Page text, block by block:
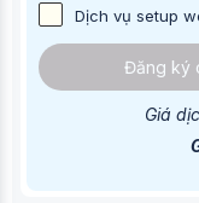
Dịch vụ setup
Đăng ký
Giá